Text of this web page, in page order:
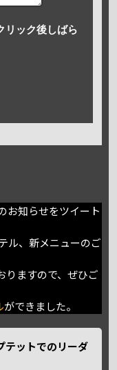
リック後しばら
お知らせをツイート
ル、新メニューのご
りますので、ぜひご
ができました。
テットでのリーダ